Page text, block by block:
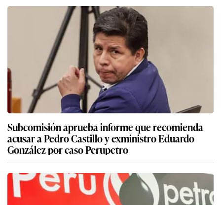
Subcomisión aprueba informe que recomienda
acusar a Pedro Castillo y exministro Eduardo
González por caso Perupetro